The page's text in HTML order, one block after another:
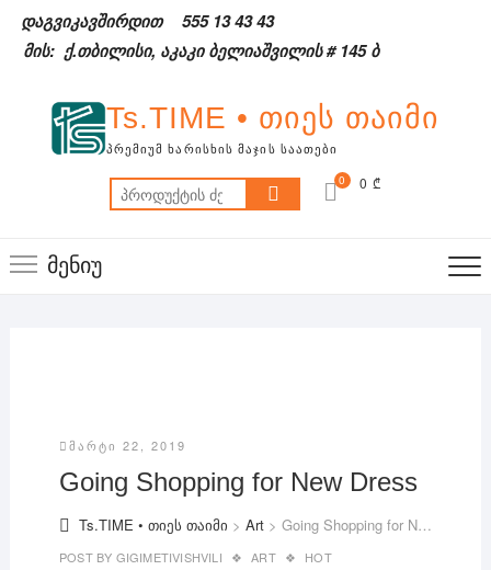
content
დაგვიკავშირდით
555 13 43 43
მის: ქ.თბილისი, აკაკი ბელიაშვილის # 145 ბ
Ts.TIME • თიეს თაიმი
ᲞᲠᲔᲛᲘᲣᲛ ᲮᲐᲠᲘᲡᲮᲘᲡ ᲛᲐᲯᲘᲡ ᲡᲐᲐᲗᲔᲑᲘ
ძებნა: 0 0 ₾
მენიუ
ᲛᲐᲠᲢᲘ 22, 2019
Going Shopping for New Dress
Ts.TIME • თიეს თაიმი > Art> Going Shopping for New Dress
POST BY GIGIMETIVISHVILI ART HOT